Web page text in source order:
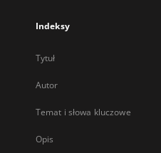
Indeksy
Tytuł
Autor
Temat i słowa kluczowe
Opis